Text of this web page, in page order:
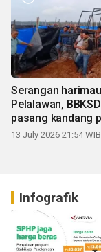
Serangan
Pelalawan,
pasang kandang
13 July 2026 21:54 WIB
Infografik